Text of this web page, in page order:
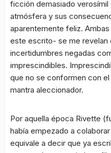
ficción demasiado
atmósfera y sus
aparentemente feliz.
este escrito- se me revelan
incertidumbres negadas
imprescindibles.
que no se conformen con el
mantra aleccionador.
Por aquella época Rivette
había empezado a
equivale a decir que ya